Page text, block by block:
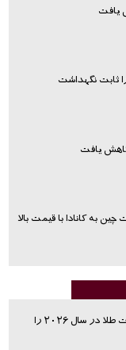
یافت
ثابت نگهداشت
به کانادا با قیمت بالا
بانک آمریکا پیش‌بینی میانگین قیمت طلا در سال ۲۰۲۶ را